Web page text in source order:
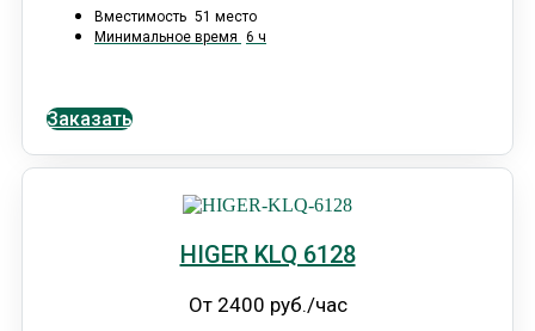
Вместимость 51 место
Минимальное время 6 ч
Заказать
HIGER KLQ 6128
От 2400 руб./час